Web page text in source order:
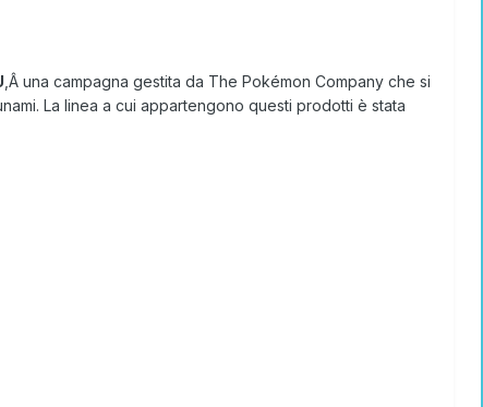
,Â una campagna gestita da The Pokémon Company che si
La linea a cui appartengono questi prodotti è stata